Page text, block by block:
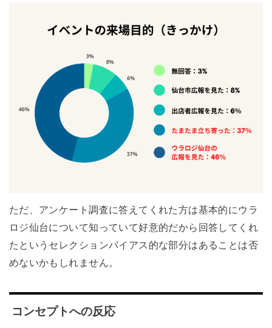
ただ、アンケート調査に答えてくれた方は基本的にウラ
ロジ仙台について知っていて好意的だから回答してくれ
たというセレクションバイアス的な部分はあることは否
めないかもしれません。
コンセプトへの反応